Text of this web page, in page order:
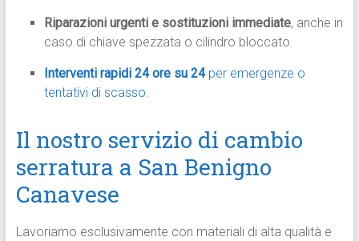
Riparazioni urgenti e sostituzioni immediate, anche in
caso di chiave spezzata o cilindro bloccato.
Interventi rapidi 24 ore su 24per emergenze o
tentativi di scasso.
Il nostro servizio di cambio
serratura a San Benigno
Canavese
Lavoriamo esclusivamente con materiali di alta qualità e